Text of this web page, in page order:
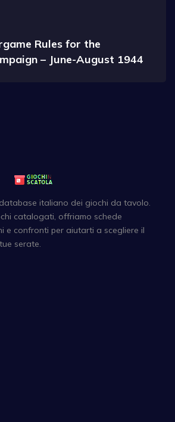
Rules for the
– June-August 1944
italiano dei giochi da tavolo.
catalogati, offriamo schede
e confronti per aiutarti a scegliere il
serate.